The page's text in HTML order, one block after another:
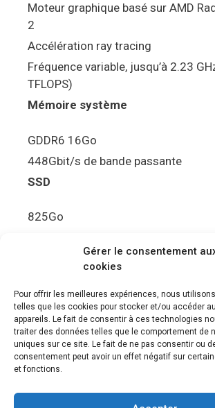
Gérer le consentement
cookies
Pour offrir les meilleures expériences, nous
telles que les cookies pour stocker et/ou accéder
appareils. Le fait de consentir à ces technologies
traiter des données telles que le comportement de
uniques sur ce site. Le fait de ne pas consentir ou
consentement peut avoir un effet négatif sur
et fonctions.
Moteur graphique basé sur AMD
2
Accélération ray tracing
Fréquence variable, jusqu’à 2.23
TFLOPS)
Mémoire système
GDDR6 16Go
448Gbit/s de bande passante
SSD
825Go
5.5Gbit/s de bande passante en
Disque de jeu PS5
Ultra HD Blu-ray™, jusqu’à 100Go/
Sortie vidéo
Compatibilité avec les téléviseurs
8K, VRR (spécification HDMI v. 2.1)